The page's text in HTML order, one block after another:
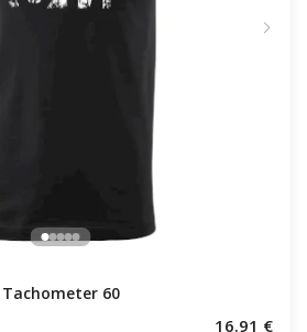
Tachometer 60
16.91 €